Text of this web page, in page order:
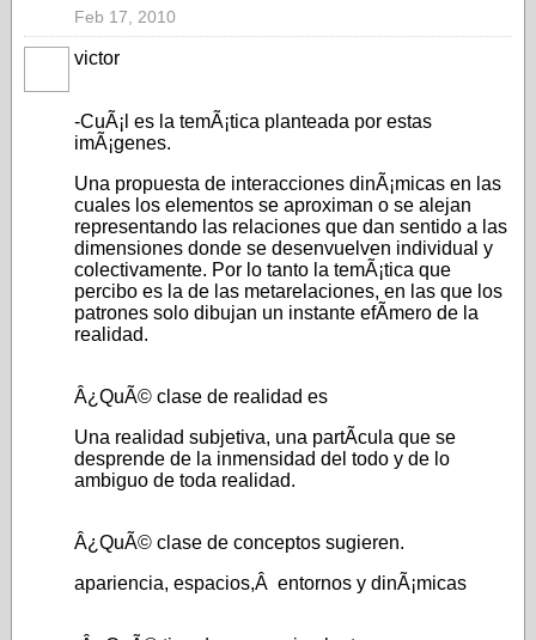
Feb 17, 2010
victor
-CuÃ¡l es la temÃ¡tica planteada por estas
imÃ¡genes.
Una propuesta de interacciones dinÃ¡micas en las
cuales los elementos se aproximan o se alejan
representando las relaciones que dan sentido a las
dimensiones donde se desenvuelven individual y
colectivamente. Por lo tanto la temÃ¡tica que
percibo es la de las metarelaciones, en las que los
patrones solo dibujan un instante efÃ­mero de la
realidad.
Â¿QuÃ© clase de realidad es
Una realidad subjetiva, una partÃ­cula que se
desprende de la inmensidad del todo y de lo
ambiguo de toda realidad.
Â¿QuÃ© clase de conceptos sugieren.
apariencia, espacios,Â entornos y dinÃ¡micas